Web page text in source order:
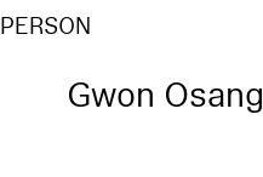
PERSON
Gwon Osang